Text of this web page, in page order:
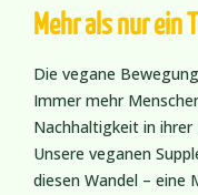
Mehr als nur ein
Die vegane
Immer mehr
Nachhaltigkeit in ihrer
Unsere veganen
diesen Wandel – eine